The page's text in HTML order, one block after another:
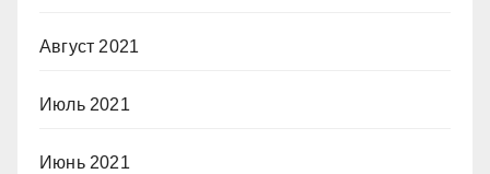
Август 2021
Июль 2021
Июнь 2021